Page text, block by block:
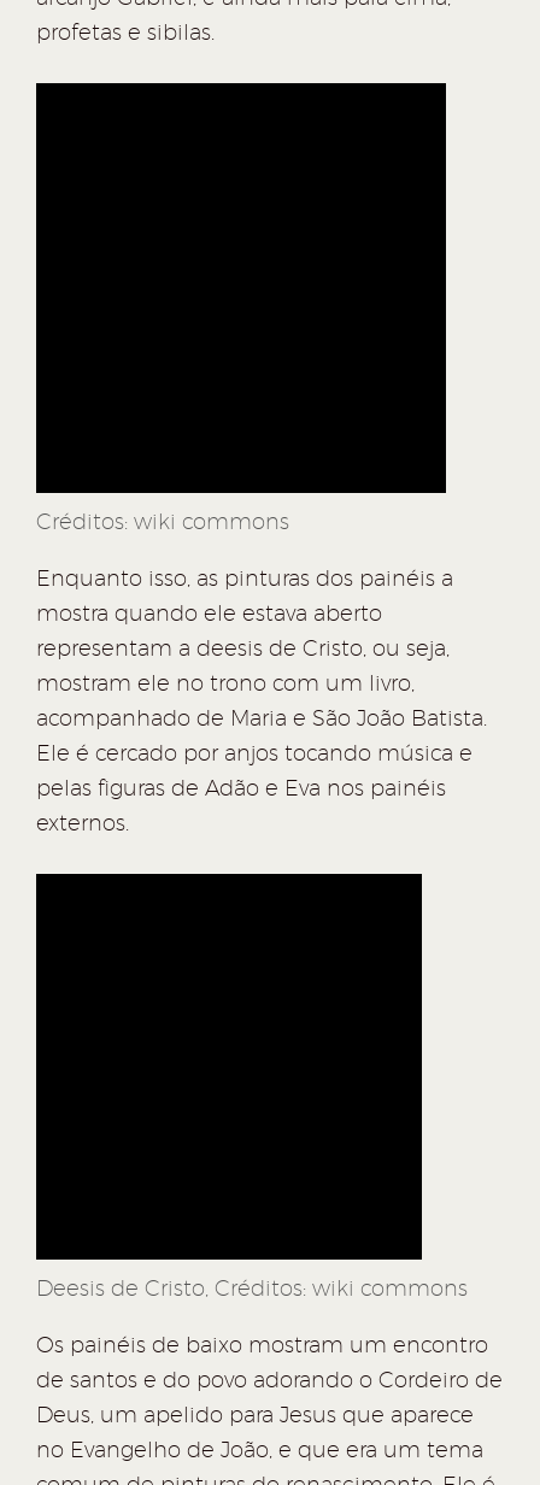
profetas e sibilas.
Créditos: wiki commons
Enquanto isso, as pinturas dos painéis a
mostra quando ele estava aberto
representam a deesis de Cristo, ou seja,
mostram ele no trono com um livro,
acompanhado de Maria e São João Batista.
Ele é cercado por anjos tocando música e
pelas figuras de Adão e Eva nos painéis
externos.
Deesis de Cristo, Créditos: wiki commons
Os painéis de baixo mostram um encontro
de santos e do povo adorando o Cordeiro de
Deus, um apelido para Jesus que aparece
no Evangelho de João, e que era um tema